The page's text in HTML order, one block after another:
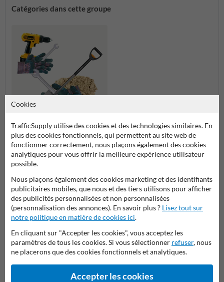
Catégories dans cette groupe
Placement et montage
Poser votre question à MiroirdeCirculation.be
Nom de l'entreprise
Cookies
TrafficSupply utilise des cookies et des technologies similaires. En
plus des cookies fonctionnels, qui permettent au site web de
fonctionner correctement, nous plaçons également des cookies
analytiques pour vous offrir la meilleure expérience utilisateur
possible.
Nous plaçons également des cookies marketing et des identifiants
publicitaires mobiles, que nous et des tiers utilisons pour afficher
des publicités personnalisées et non personnalisées
(personnalisation des annonces). En savoir plus ? Lisez tout sur
notre politique en matière de cookies ici.
En cliquant sur "Accepter les cookies", vous acceptez les
paramètres de tous les cookies. Si vous sélectionner refuser, nous
ne placerons que des cookies fonctionnels et analytiques.
Accepter les cookies